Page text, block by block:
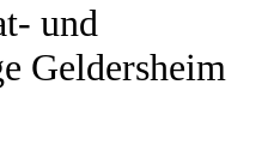
und
Geldersheim